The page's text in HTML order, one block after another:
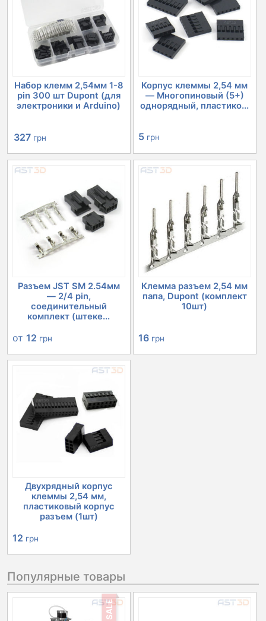
Набор клемм 2,54мм 1-8
pin 300 шт Dupont (для
электроники и Arduino)
Первоначальная
цена
327 грн
цена:
Корпус клеммы 2,54 мм
— Многопиновый (5+)
однорядный, пластико...
5 грн
Разъем JST SM 2.54мм
— 2/4 pin,
соединительный
комплект (штеке...
от 12 грн
Клемма разъем 2,54 мм
папа, Dupont (комплект
10шт)
16 грн
Двухрядный корпус
клеммы 2,54 мм,
пластиковый корпус
разъем (1шт)
12 грн
Популярные товары
SALE